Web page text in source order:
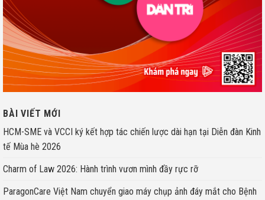
BÀI VIẾT MỚI
HCM-SME và VCCI ký kết hợp tác chiến lược dài hạn tại Diễn đàn Kinh
tế Mùa hè 2026
Charm of Law 2026: Hành trình vươn mình đầy rực rỡ
ParagonCare Việt Nam chuyển giao máy chụp ảnh đáy mắt cho Bệnh